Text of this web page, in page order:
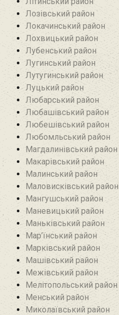
Лозівський район
Локачинський район
Лохвицький район
Лубенський район
Лугинський район‎
Лутугинський район
Луцький район
Любарський район‎
Любашівський район‎
Любешівський район
Любомльський район
Магдалинівський район
Макарівський район
Малинський район
Маловисківський район
Мангушський район
Маневицький район
Маньківський район‎
Мар’їнський район‎
Марківський район
Машівський район‎
Межівський район
Мелітопольський район
Менський район
Миколаївський район